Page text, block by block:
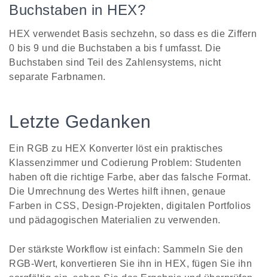
Buchstaben in HEX?
HEX verwendet Basis sechzehn, so dass es die Ziffern
0 bis 9 und die Buchstaben a bis f umfasst. Die
Buchstaben sind Teil des Zahlensystems, nicht
separate Farbnamen.
Letzte Gedanken
Ein RGB zu HEX Konverter löst ein praktisches
Klassenzimmer und Codierung Problem: Studenten
haben oft die richtige Farbe, aber das falsche Format.
Die Umrechnung des Wertes hilft ihnen, genaue
Farben in CSS, Design-Projekten, digitalen Portfolios
und pädagogischen Materialien zu verwenden.
Der stärkste Workflow ist einfach: Sammeln Sie den
RGB-Wert, konvertieren Sie ihn in HEX, fügen Sie ihn